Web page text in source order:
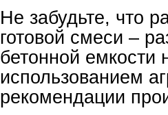
Не забудьте, что
готовой смеси –
бетонной емкости
использованием
рекомендации